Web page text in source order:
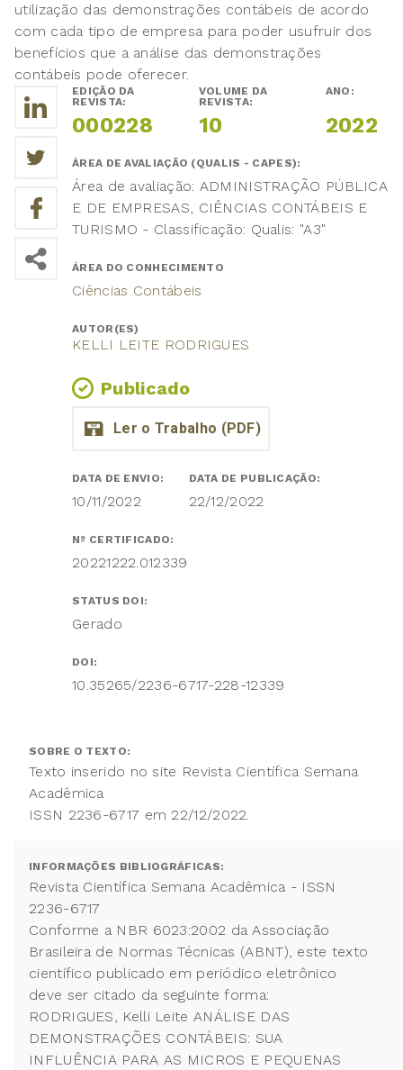
utilização das demonstrações contábeis de acordo
com cada tipo de empresa para poder usufruir dos
benefícios que a análise das demonstrações
contábeis pode oferecer.
EDIÇÃO DA
REVISTA:
000228
VOLUME DA
REVISTA:
10
ANO:
2022
ÁREA DE AVALIAÇÃO (QUALIS - CAPES):
Área de avaliação: ADMINISTRAÇÃO PÚBLICA
E DE EMPRESAS, CIÊNCIAS CONTÁBEIS E
TURISMO - Classificação: Qualis: "A3"
ÁREA DO CONHECIMENTO
Ciências Contábeis
AUTOR(ES)
KELLI LEITE RODRIGUES
Publicado
DATA DE ENVIO:
10/11/2022
DATA DE PUBLICAÇÃO:
22/12/2022
Nº CERTIFICADO:
20221222.012339
STATUS DOI:
Gerado
DOI:
10.35265/2236-6717-228-12339
SOBRE O TEXTO:
Texto inserido no site Revista Científica Semana
Acadêmica
ISSN 2236-6717 em 22/12/2022.
INFORMAÇÕES BIBLIOGRÁFICAS:
Revista Científica Semana Acadêmica - ISSN
2236-6717
Conforme a NBR 6023:2002 da Associação
Brasileira de Normas Técnicas (ABNT), este texto
científico publicado em periódico eletrônico
deve ser citado da seguinte forma:
RODRIGUES, Kelli Leite ANÁLISE DAS
DEMONSTRAÇÕES CONTÁBEIS: SUA
INFLUÊNCIA PARA AS MICROS E PEQUENAS